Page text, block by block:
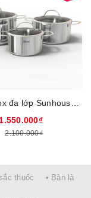
được trang bị lớp
bị dính khi đun
vừa hạn chế nứt
1.550.000₫
2.100.000₫
thuốc • Bàn là